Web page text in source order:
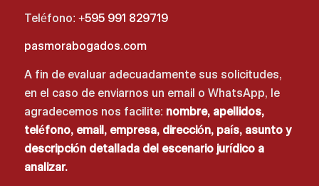
Teléfono: +595 991 829719
pasmorabogados.com
A fin de evaluar adecuadamente sus solicitudes,
en el caso de enviarnos un email o WhatsApp, le
agradecemos nos facilite: nombre, apellidos,
teléfono, email, empresa, dirección, país, asunto y
descripción detallada del escenario jurídico a
analizar.